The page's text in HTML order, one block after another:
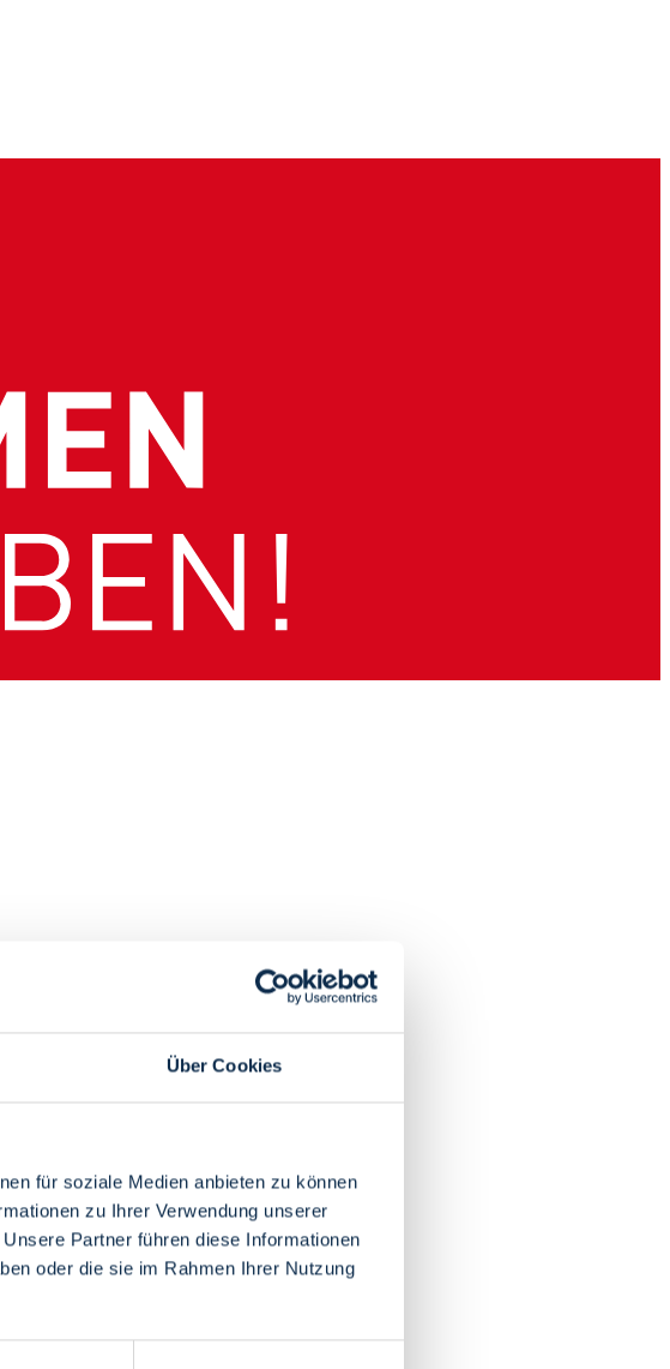
Über Cookies
für soziale Medien anbieten zu können
zu Ihrer Verwendung unserer
Partner führen diese Informationen
oder die sie im Rahmen Ihrer Nutzung